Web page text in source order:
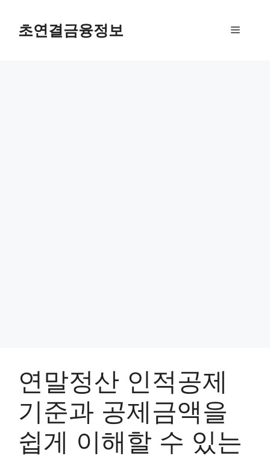
초연결금융정보 메
연말정산 인적공제
기준과 공제금액을
쉽게 이해할 수 있는